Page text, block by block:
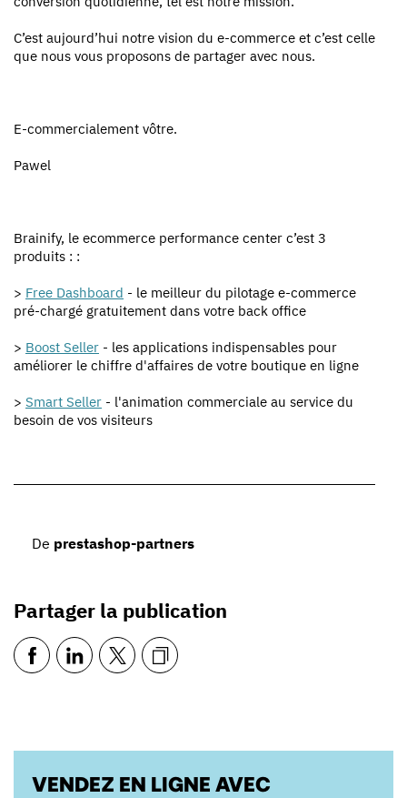
C’est aujourd’hui notre vision du e-commerce et c’est celle
que nous vous proposons de partager avec nous.
E-commercialement vôtre.
Pawel
Brainify, le ecommerce performance center c’est 3
produits : :
> Free Dashboard - le meilleur du pilotage e-commerce
pré-chargé gratuitement dans votre back office
> Boost Seller - les applications indispensables pour
améliorer le chiffre d'affaires de votre boutique en ligne
> Smart Seller - l'animation commerciale au service du
besoin de vos visiteurs
De prestashop-partners
Partager la publication
VENDEZ EN LIGNE AVEC